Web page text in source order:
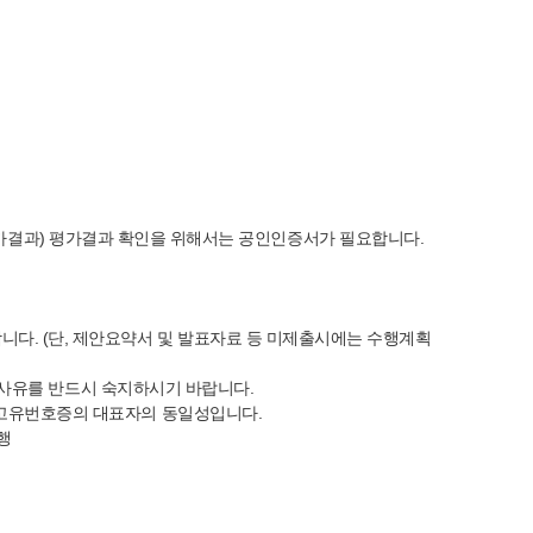
과) 평가결과 확인을 위해서는 공인인증서가 필요합니다.
다. (단, 제안요약서 및 발표자료 등 미제출시에는 수행계획
유를 반드시 숙지하시기 바랍니다.
번호증의 대표자의 동일성입니다.